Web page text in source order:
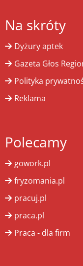
Na skróty
Dyżury aptek
Gazeta Głos
Polityka
Reklama
Polecamy
gowork.pl
fryzomania.pl
pracuj.pl
praca.pl
Praca - dla firm